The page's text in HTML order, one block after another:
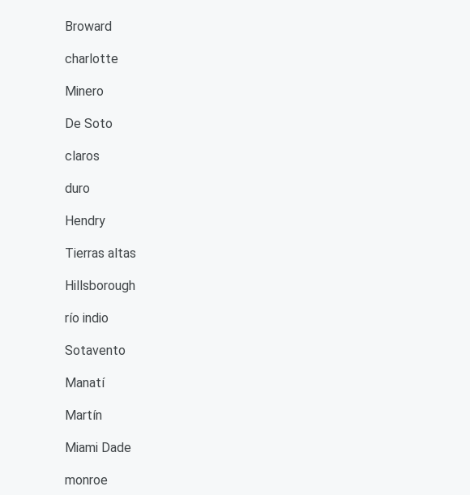
Broward
charlotte
Minero
De Soto
claros
duro
Hendry
Tierras altas
Hillsborough
río indio
Sotavento
Manatí
Martín
Miami Dade
monroe